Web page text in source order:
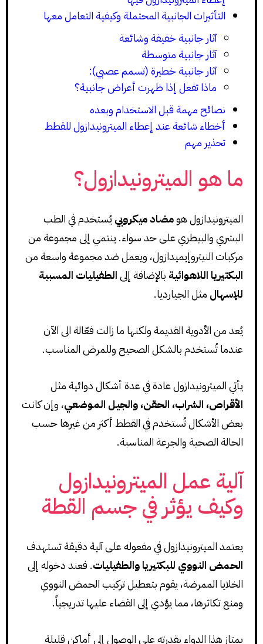
التأثيرات الجانبية المحتملة وكيفية التعامل معها
آثار جانبية خفيفة وشائعة
آثار جانبية متوسطة
آثار جانبية خطيرة (تسمم عصبي):
ماذا تفعل إذا ظهرت أعراض جانبية؟
نصائح مهمة قبل الاستخدام وبعده
أخطاء شائعة عند إعطاء الميترونيدازول للقطط
تحذير مهم
ما هو الميترونيدازول؟
الميترونيدازول هومضاد ميكروبي يُستخدم في الطب
البشري والبيطري على حد سواء. ينتمي إلى مجموعة من
مركبات النيتروإيميدازول، ويعمل ضد مجموعة واسعة من
البكتيريا اللاهوائية بالإضافة إلىالطفيليات المسببة
للإسهال مثل الجيارديا.
يُعد من الأدوية القديمة ولكنها ما زالت فعّالة الى الآن
عندما تُستخدم بالشكل الصحيح وللمرض المناسب.
يأتي الميترونيدازول عادة في عدة أشكال دوائية مثل
الأقراص، الشراب، الحقن، والجيل الموضعي، وإن كانت
بعض الأشكال تُستخدم في القطط أكثر من غيرها حسب
الحالة الصحية والجرعة المناسبة.
آلية عمل الميترونيدازول
وكيف يؤثر في جسم القطة
يعتمد الميترونيدازول في مفعوله على آلية دقيقة تستهدف
الحمض النووي للبكتيريا والطفيليات. فعند دخوله إلى
الخلايا الممرضة، يقوم بتعطيل تركيب الحمض النووي
ومنع تكاثرها، مما يؤدي إلى القضاء عليها تدريجياً.
يمتاز هذا الدواء بقدرته على الوصول إلى أماكن قليلة